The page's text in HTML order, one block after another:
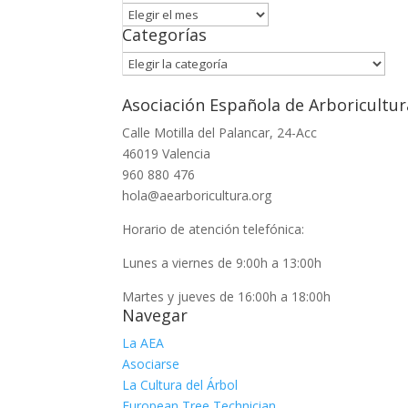
Archivo
Categorías
Categorías
Asociación Española de
Calle Motilla del Palancar, 24-Acc
46019 Valencia
960 880 476
hola@aearboricultura.org
Horario de atención telefónica:
Lunes a viernes de 9:00h a 13:00h
Martes y jueves de 16:00h a 18:00h
Navegar
La AEA
Asociarse
La Cultura del Árbol